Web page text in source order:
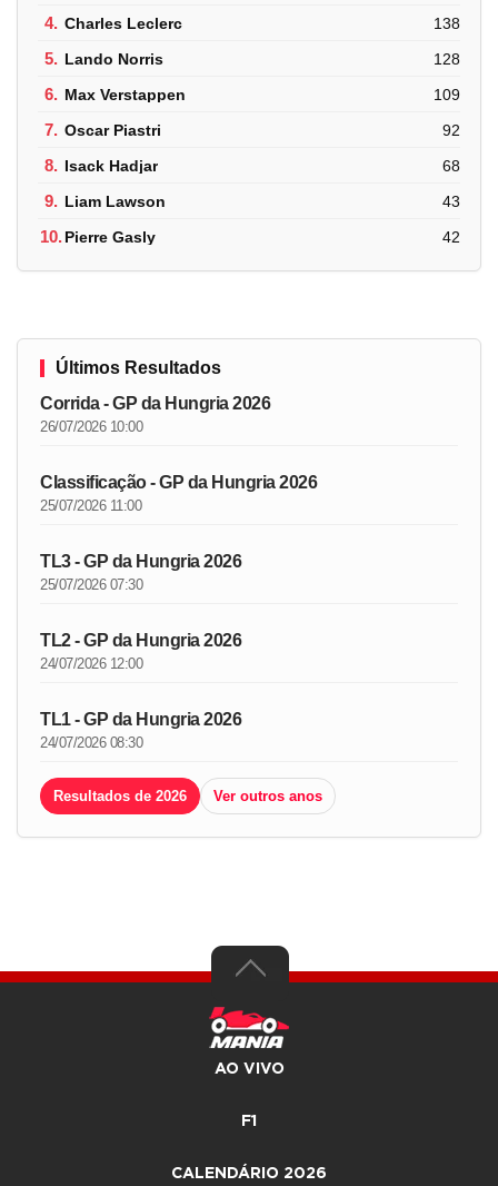
4. Charles Leclerc 138
5. Lando Norris 128
6. Max Verstappen 109
7. Oscar Piastri 92
8. Isack Hadjar 68
9. Liam Lawson 43
10.Pierre Gasly 42
Últimos Resultados
Corrida - GP da Hungria 2026
26/07/2026 10:00
Classificação - GP da Hungria 2026
25/07/2026 11:00
TL3 - GP da Hungria 2026
25/07/2026 07:30
TL2 - GP da Hungria 2026
24/07/2026 12:00
TL1 - GP da Hungria 2026
24/07/2026 08:30
Resultados de 2026 Ver outros anos
AO VIVO
F1
CALENDÁRIO 2026